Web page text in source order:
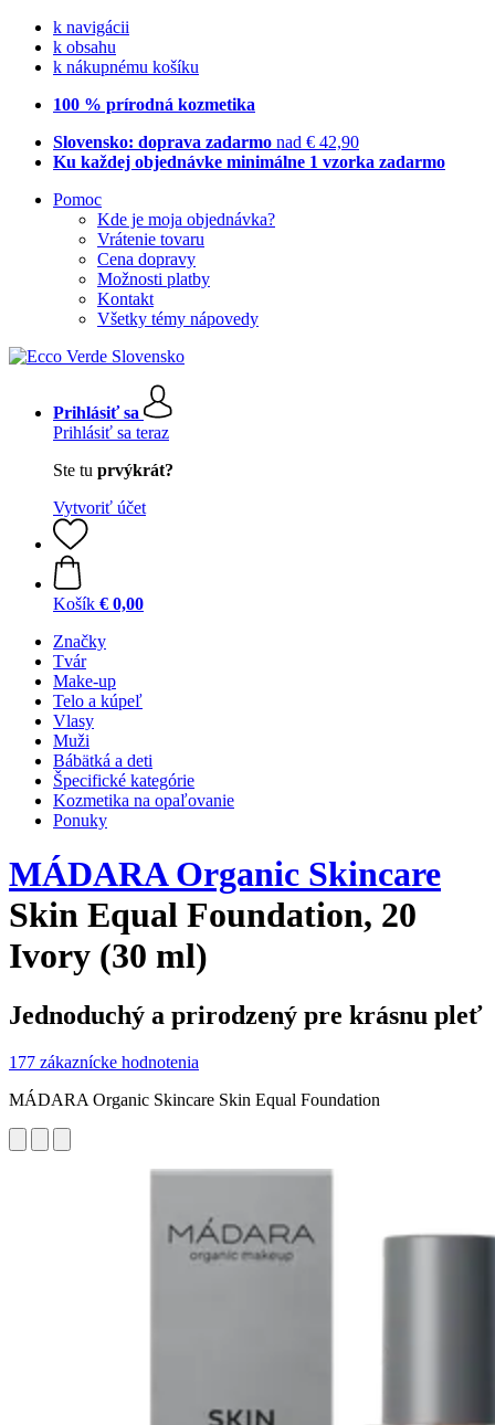
k navigácii
k obsahu
k nákupnému košíku
100 % prírodná kozmetika
Slovensko: doprava zadarmo nad € 42,90
Ku každej objednávke minimálne 1 vzorka zadarmo
Pomoc
Kde je moja objednávka?
Vrátenie tovaru
Cena dopravy
Možnosti platby
Kontakt
Všetky témy nápovedy
Prihlásiť sa
Prihlásiť sa teraz
Ste tu prvýkrát?
Vytvoriť účet
Košík € 0,00
Značky
Tvár
Make-up
Telo a kúpeľ
Vlasy
Muži
Bábätká a deti
Špecifické kategórie
Kozmetika na opaľovanie
Ponuky
MÁDARA Organic Skincare
Skin Equal Foundation, 20
Ivory (30 ml)
Jednoduchý a prirodzený pre krásnu pleť
177 zákaznícke hodnotenia
MÁDARA Organic Skincare Skin Equal Foundation